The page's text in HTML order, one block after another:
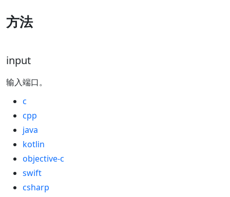
方法
input
输入端口。
c
cpp
java
kotlin
objective-c
swift
csharp